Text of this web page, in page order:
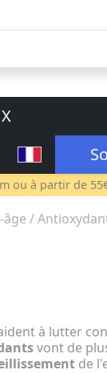
ou à partir de
âge /
à lutter
vont de
de